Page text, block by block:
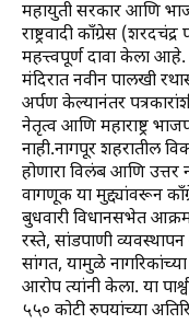
महायुती सरकार आणि
राष्ट्रवादी काँग्रेस
महत्त्वपूर्ण दावा केला
मंदिरात नवीन पालखी
अर्पण केल्यानंतर
नेतृत्व आणि महाराष्ट्र
नाही.नागपूर शहरातील
होणारा विलंब आणि उत्तर
वागणूक या मुद्द्यांवरून
बुधवारी विधानसभेत
रस्ते, सांडपाणी
सांगत, यामुळे
आरोप त्यांनी केला. या
५५० कोटी रुपयांच्या